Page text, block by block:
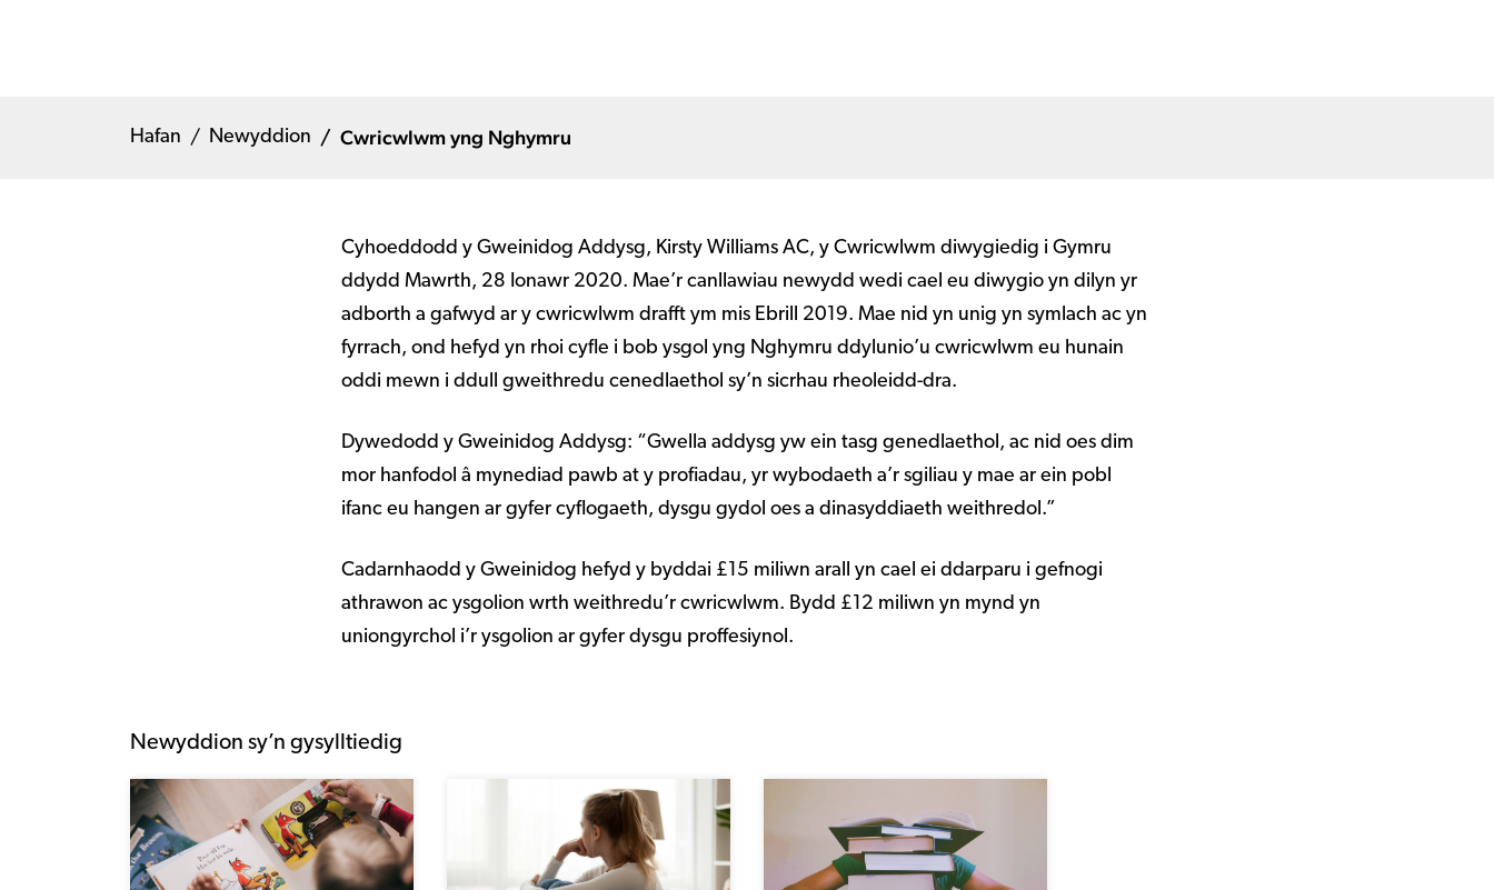
Hafan Newyddion Cwricwlwm yng Nghymru
Cyhoeddodd y Gweinidog Addysg, Kirsty Williams AC, y Cwricwlwm diwygiedig i Gymru
ddydd Mawrth, 28 Ionawr 2020. Mae’r canllawiau newydd wedi cael eu diwygio yn dilyn yr
adborth a gafwyd ar y cwricwlwm drafft ym mis Ebrill 2019. Mae nid yn unig yn symlach ac yn
fyrrach, ond hefyd yn rhoi cyfle i bob ysgol yng Nghymru ddylunio’u cwricwlwm eu hunain
oddi mewn i ddull gweithredu cenedlaethol sy’n sicrhau rheoleidd-dra.
Dywedodd y Gweinidog Addysg: “Gwella addysg yw ein tasg genedlaethol, ac nid oes dim
mor hanfodol â mynediad pawb at y profiadau, yr wybodaeth a’r sgiliau y mae ar ein pobl
ifanc eu hangen ar gyfer cyflogaeth, dysgu gydol oes a dinasyddiaeth weithredol.”
Cadarnhaodd y Gweinidog hefyd y byddai £15 miliwn arall yn cael ei ddarparu i gefnogi
athrawon ac ysgolion wrth weithredu’r cwricwlwm. Bydd £12 miliwn yn mynd yn
uniongyrchol i’r ysgolion ar gyfer dysgu proffesiynol.
Newyddion sy’n gysylltiedig